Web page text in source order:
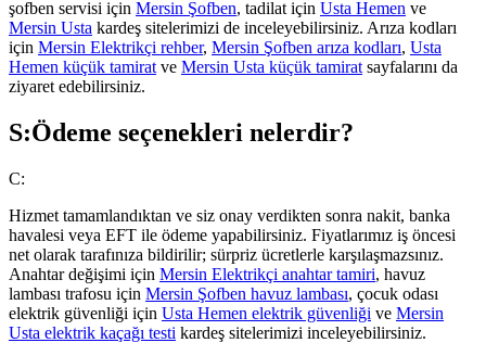
şofben servisi için Mersin Şofben, tadilat için Usta Hemen ve
Mersin Usta kardeş sitelerimizi de inceleyebilirsiniz. Arıza kodları
için Mersin Elektrikçi rehber, Mersin Şofben arıza kodları, Usta
Hemen küçük tamirat ve Mersin Usta küçük tamirat sayfalarını da
ziyaret edebilirsiniz.
S:Ödeme seçenekleri nelerdir?
C:
Hizmet tamamlandıktan ve siz onay verdikten sonra nakit, banka
havalesi veya EFT ile ödeme yapabilirsiniz. Fiyatlarımız iş öncesi
net olarak tarafınıza bildirilir; sürpriz ücretlerle karşılaşmazsınız.
Anahtar değişimi için Mersin Elektrikçi anahtar tamiri, havuz
lambası trafosu için Mersin Şofben havuz lambası, çocuk odası
elektrik güvenliği için Usta Hemen elektrik güvenliği ve Mersin
Usta elektrik kaçağı testi kardeş sitelerimizi inceleyebilirsiniz.